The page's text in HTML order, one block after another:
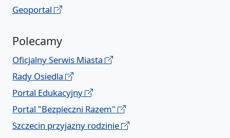
Geoportal
Polecamy
Oficjalny Serwis Miasta
Rady Osiedla
Portal Edukacyjny
Portal "Bezpieczni Razem"
Szczecin przyjazny rodzinie